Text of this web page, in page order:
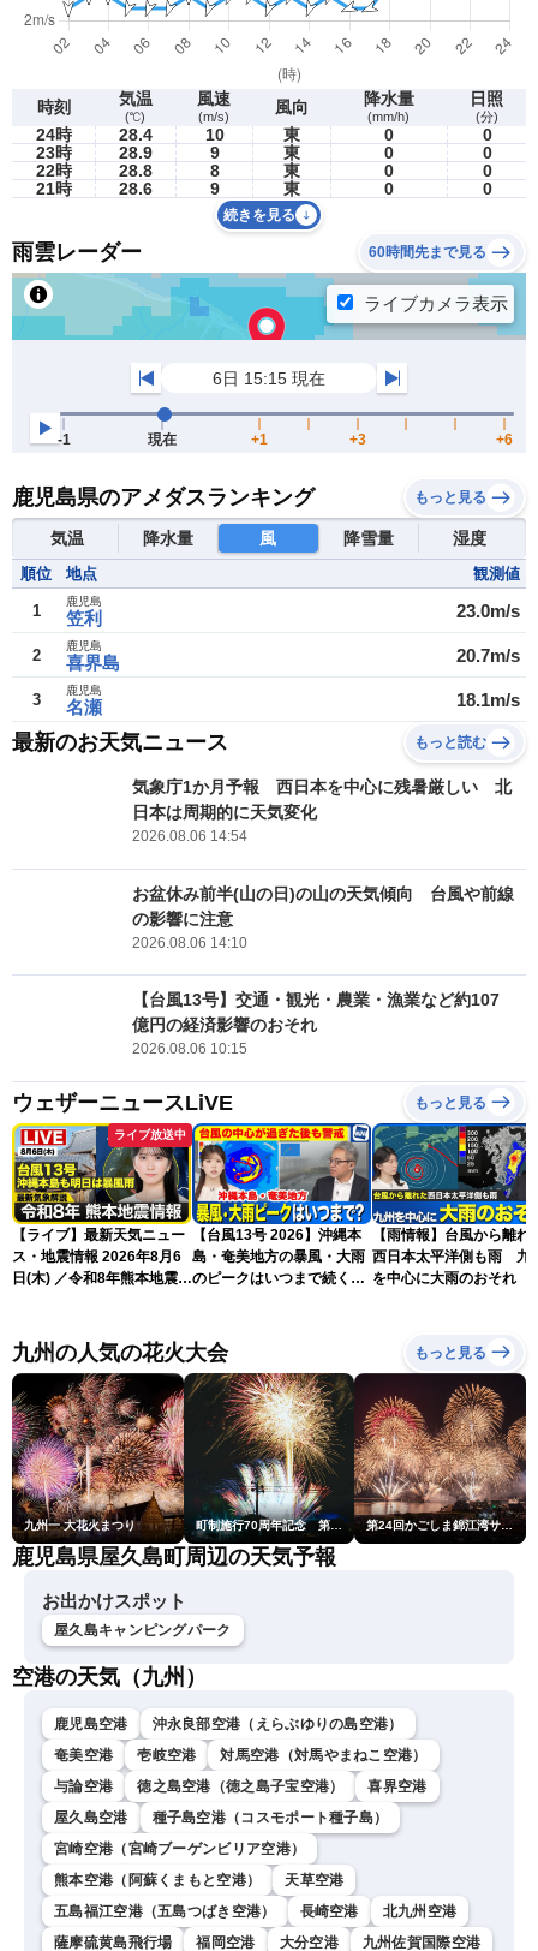
時刻 気温
(℃)
風速
(m/s) 風向 降水量
(mm/h)
日照
(分)
24時 28.4 10 東 0
0
23時
28.9 9 東 0
0
22時
28.8 8 東 0
0
21時
28.6 9 東 0 0
続きを見る
雨雲レーダー 60時間先まで見る
鹿児島県のアメダスランキング もっと見る
気温 降水量 風 降雪量 湿度
順位 地点 観測値
1 笠利
鹿児島 23.0m/s
2 喜界島
鹿児島 20.7m/s
3 名瀬
鹿児島 18.1m/s
最新のお天気ニュース もっと読む
気象庁1か月予報 西日本を中心に残暑厳しい 北
日本は周期的に天気変化
2026.08.06 14:54
お盆休み前半(山の日)の山の天気傾向 台風や前線
の影響に注意
2026.08.06 14:10
【台風13号】交通・観光・農業・漁業など約107
億円の経済影響のおそれ
2026.08.06 10:15
ウェザーニュースLiVE もっと見る
ライブ放送中
【ライブ】最新天気ニュー
ス・地震情報 2026年8月6
日(木) ／令和8年熊本地震情
LiVEムーン・駒木結衣／本
田竜也〉
【台風13号 2026】沖縄本
島・奄美地方の暴風・大雨
のピークはいつまで続く？
【雨情報】台風から離れ
西日本太平洋側も雨 九
を中心に大雨のおそれ
九州の人気の花火大会 もっと見る
九州一 大花火まつり 町制施行70周年記念 第48回南種子町ロケット祭 第24回かごしま錦江湾サマーナイト大花火大会
鹿児島県屋久島町周辺の天気予報
お出かけスポット
屋久島キャンピングパーク
空港の天気（九州）
鹿児島空港
沖永良部空港（えらぶゆりの島空港）
奄美空港
壱岐空港
対馬空港（対馬やまねこ空港）
与論空港
徳之島空港（徳之島子宝空港）
喜界空港
屋久島空港
種子島空港（コスモポート種子島）
宮崎空港（宮崎ブーゲンビリア空港）
熊本空港（阿蘇くまもと空港）
天草空港
五島福江空港（五島つばき空港）
長崎空港
北九州空港
薩摩硫黄島飛行場
福岡空港 大分空港 九州佐賀国際空港